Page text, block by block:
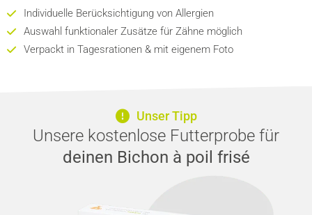
Individuelle Berücksichtigung von Allergien
Auswahl funktionaler Zusätze für Zähne möglich
Verpackt in Tagesrationen & mit eigenem Foto
Unser Tipp
Unsere kostenlose Futterprobe für
deinen Bichon à poil frisé